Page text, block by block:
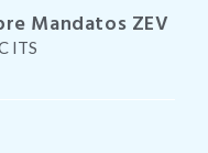
Mandatos ZEV
ITS